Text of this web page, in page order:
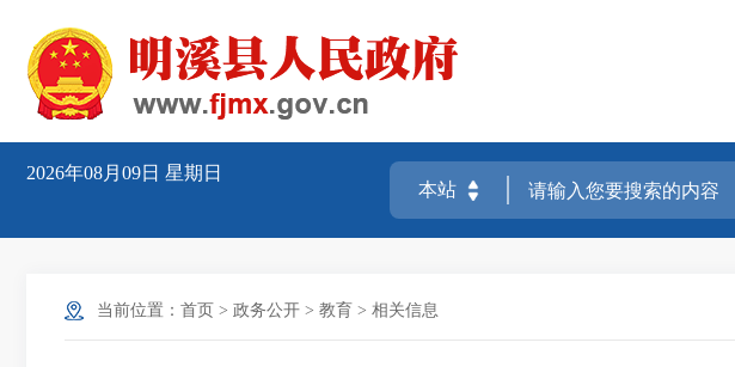
2026年08月09日 星期日
当前位置： 首页 > 政务公开 > 教育 > 相关信息